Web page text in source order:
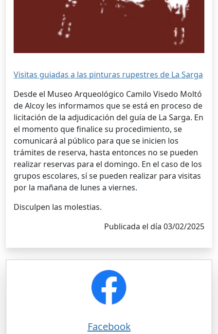
Visitas guiadas a las pinturas rupestres de La Sarga
Desde el Museo Arqueológico Camilo Visedo Moltó
de Alcoy les informamos que se está en proceso de
licitación de la adjudicación del guía de La Sarga. En
el momento que finalice su procedimiento, se
comunicará al público para que se inicien los
trámites de reserva, hasta entonces no se pueden
realizar reservas para el domingo. En el caso de los
grupos escolares, sí se pueden realizar para visitas
por la mañana de lunes a viernes.
Disculpen las molestias.
Publicada el día 03/02/2025
Facebook